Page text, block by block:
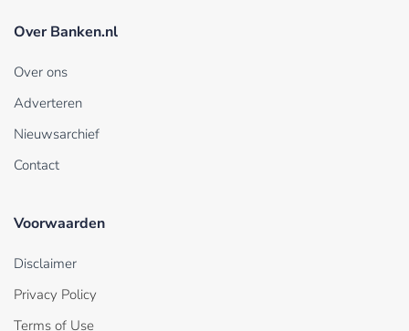
Over Banken.nl
Over ons
Adverteren
Nieuwsarchief
Contact
Voorwaarden
Disclaimer
Privacy Policy
Terms of Use